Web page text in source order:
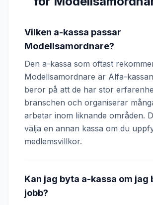
Vilken a-kassa passar
Modellsamordnare?
Den a-kassa som oftast
Modellsamordnare är Alfa-
beror på att de har stor
branschen och organiserar
arbetar inom liknande områden.
välja en annan kassa om du
medlemsvillkor.
Kan jag byta a-kassa om jag
jobb?